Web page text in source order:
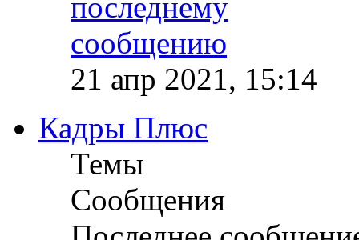
21 апр 2021, 15:14
Кадры Плюс
Темы
Сообщения